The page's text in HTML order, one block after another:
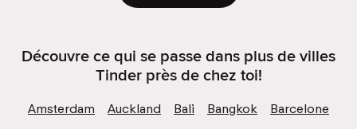
Découvre ce qui se passe dans plus de villes
Tinder près de chez toi!
Amsterdam Auckland Bali Bangkok
Barcelone